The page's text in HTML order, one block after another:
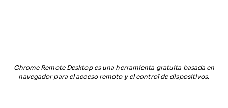
Chrome Remote Desktop es una herramienta gratuita basada en
navegador para el acceso remoto y el control de dispositivos.